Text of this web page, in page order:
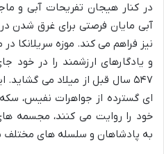
در کنار هیجان تفریحات آبی و
آبی مایان فرصتی برای غرق شدن در
نیز فراهم می کند. موزه سریلانکا در
و یادگارهای ارزشمند را در خود
۵۴۷ سال قبل از میلاد می
ای گسترده از جواهرات نفیس،
خود را روایت می کنند، مجسمه
به پادشاهان و سلسله های مختلف